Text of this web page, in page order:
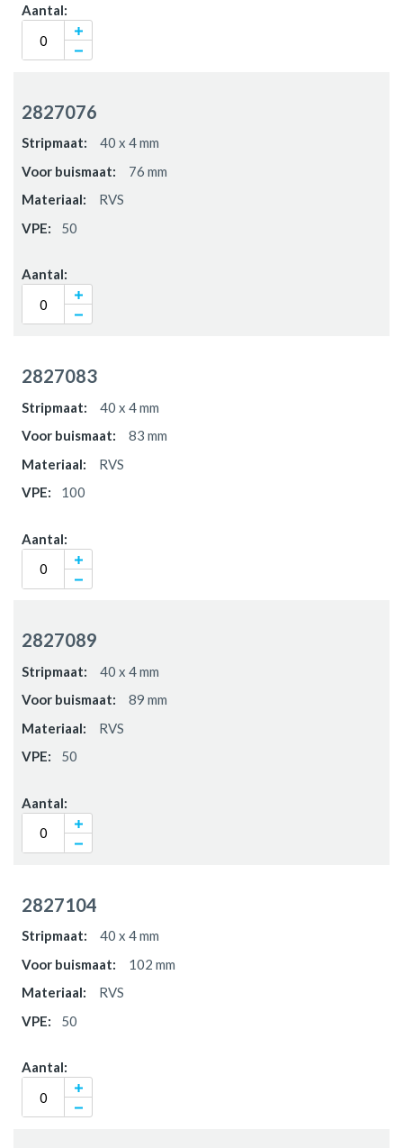
2827076
40 x 4 mm
76 mm
RVS
50
2827083
40 x 4 mm
83 mm
RVS
100
2827089
40 x 4 mm
89 mm
RVS
50
2827104
40 x 4 mm
102 mm
RVS
50